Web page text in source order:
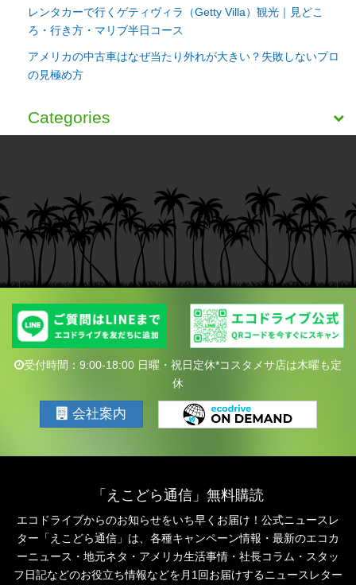
レンタカーで行くゲティヴィラ（Getty Villa）観光｜見どこ
ろ・行き方・マリブ半日コース
アメリカの中古車はなぜ当たり外れが大きい？失敗しないプロ
の見極め方
Categories
受付時間：9:00-18:00 日曜・祝日定休*コスタメサ店は木曜も定
休
会社案内
「えこどら通信」無料購読
エコドライブからのお知らせをいち早くお届け！公式ニュースレ
ター「えこどら通信」は、 各種キャンペーン情報・最新のエコカ
ーニュース・地元ネタ・アメリカ生活事情・社長コラム・ スタッ
フ日記などのお役立ち情報などを月1回お届けするニュースレター